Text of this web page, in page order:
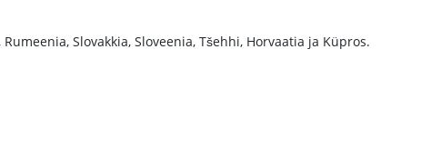
Slovakkia, Sloveenia, Tšehhi, Horvaatia ja Küpros.